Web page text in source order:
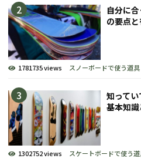
自分に
の要点
1781735 views スノーボードで使う道具
知って
基本知識
1302752 views スケートボードで使う